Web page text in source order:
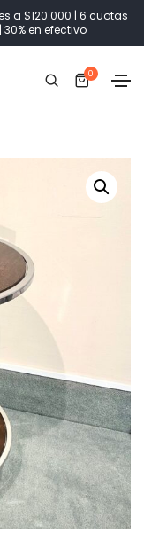
a $120.000 | 6 cuotas
en efectivo
0